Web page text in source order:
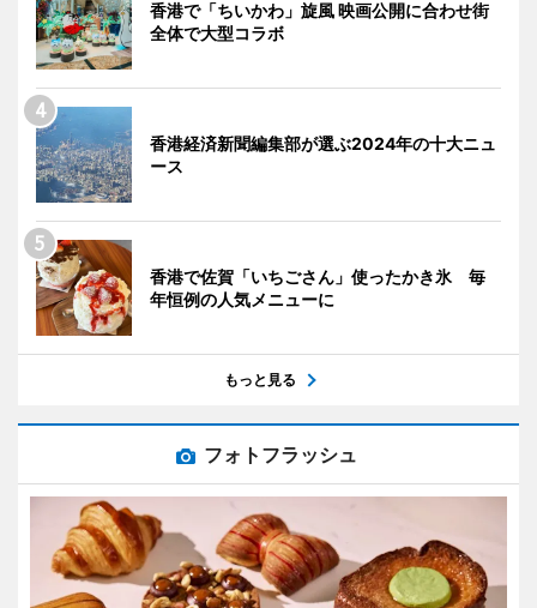
香港で「ちいかわ」旋風 映画公開に合わせ街
全体で大型コラボ
香港経済新聞編集部が選ぶ2024年の十大ニュ
ース
香港で佐賀「いちごさん」使ったかき氷 毎
年恒例の人気メニューに
もっと見る
フォトフラッシュ